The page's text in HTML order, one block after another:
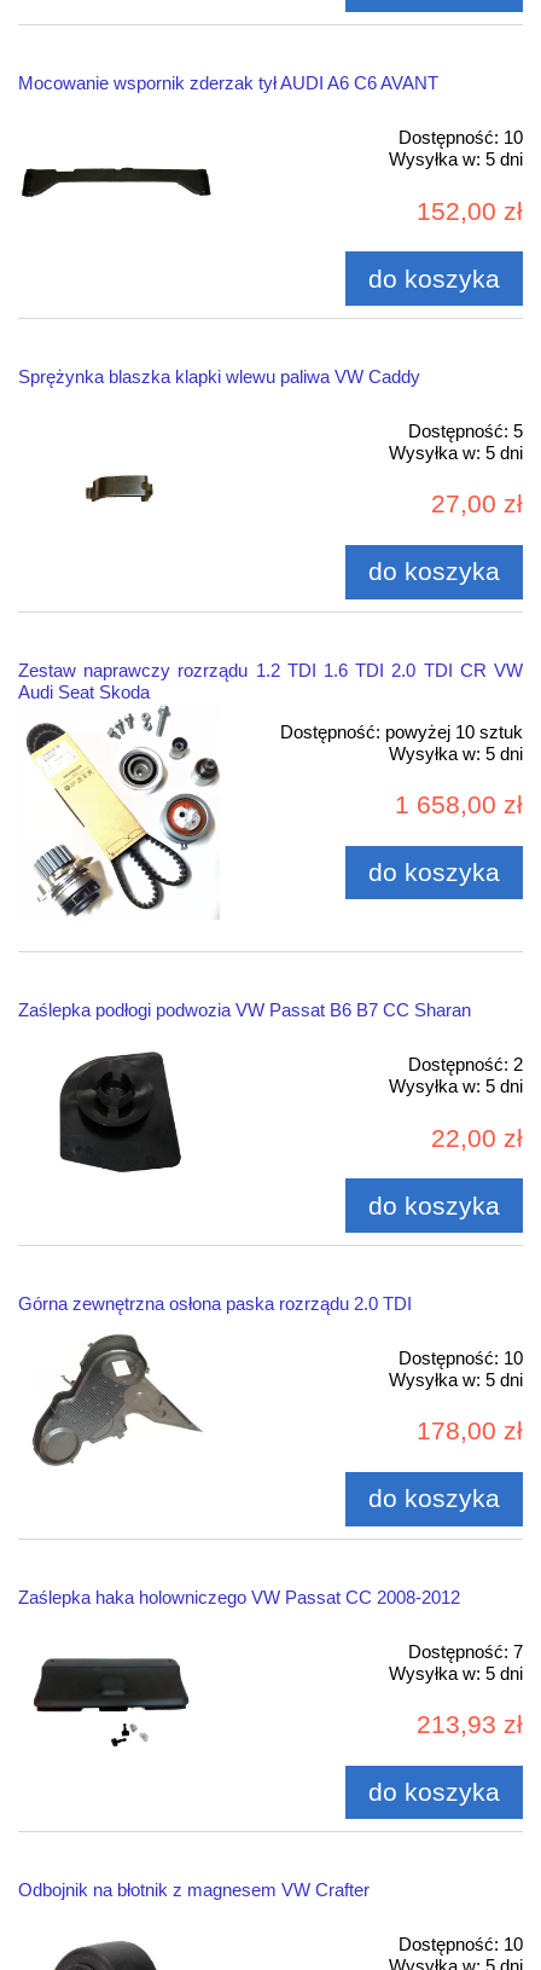
Mocowanie wspornik zderzak tył AUDI A6 C6 AVANT
Dostępność: 10
Wysyłka w: 5 dni
152,00 zł
do koszyka
Sprężynka blaszka klapki wlewu paliwa VW Caddy
Dostępność: 5
Wysyłka w: 5 dni
27,00 zł
do koszyka
Zestaw naprawczy rozrządu 1.2 TDI 1.6 TDI 2.0 TDI CR VW
Audi Seat Skoda
Dostępność: powyżej 10 sztuk
Wysyłka w: 5 dni
1 658,00 zł
do koszyka
Zaślepka podłogi podwozia VW Passat B6 B7 CC Sharan
Dostępność: 2
Wysyłka w: 5 dni
22,00 zł
do koszyka
Górna zewnętrzna osłona paska rozrządu 2.0 TDI
Dostępność: 10
Wysyłka w: 5 dni
178,00 zł
do koszyka
Zaślepka haka holowniczego VW Passat CC 2008-2012
Dostępność: 7
Wysyłka w: 5 dni
213,93 zł
do koszyka
Odbojnik na błotnik z magnesem VW Crafter
Dostępność: 10